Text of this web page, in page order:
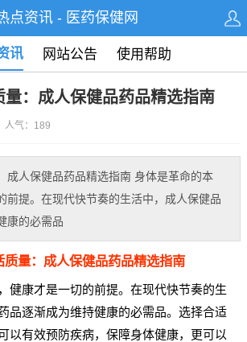
点资讯 - 医药保健网
讯 网站公告 使用帮助
量：成人保健品药品精选指南
气：189
成人保健品药品精选指南 身体是革命的本
前提。在现代快节奏的生活中，成人保健品
康的必需品
质量：成人保健品药品精选指南
健康才是一切的前提。在现代快节奏的生
品逐渐成为维持健康的必需品。选择合适
以有效预防疾病，保障身体健康，更可以